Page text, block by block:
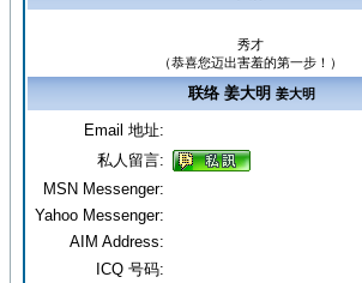
秀才
（恭喜您迈出害羞的第一步！）
联络 姜大明 姜大明
Email 地址:
私人留言:
MSN Messenger:
Yahoo Messenger:
AIM Address:
ICQ 号码: